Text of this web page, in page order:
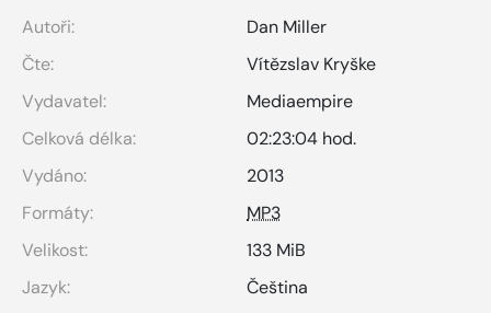
Autoři:
Dan Miller
Čte:
Vítězslav Kryške
Vydavatel:
Mediaempire
Celková délka:
02:23:04 hod.
Vydáno:
2013
Formáty:
MP3
Velikost:
133 MiB
Jazyk:
Čeština